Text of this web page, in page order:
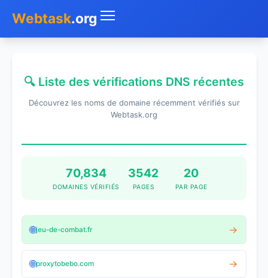
Webtask.org
Whois
SMS Gratuit
🔍 Liste des vérifications DNS récentes
Découvrez les noms de domaine récemment vérifiés sur
Webtask.org
70,834
DOMAINES VÉRIFIÉS
3542
PAGES
20
PAR PAGE
🌐jeu-de-combat.fr →
🌐proxytobebo.com →